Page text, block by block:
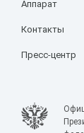
Аппарат
Контакты
Пресс-центр